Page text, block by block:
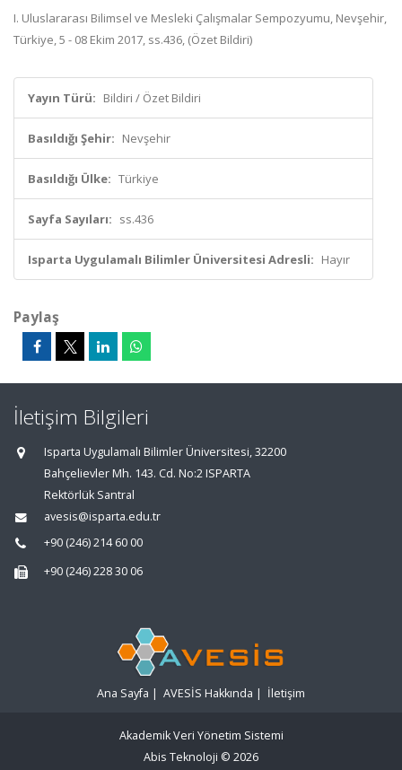
I. Uluslararası Bilimsel ve Mesleki Çalışmalar Sempozyumu, Nevşehir,
Türkiye, 5 - 08 Ekim 2017, ss.436, (Özet Bildiri)
Yayın Türü: Bildiri / Özet Bildiri
Basıldığı Şehir: Nevşehir
Basıldığı Ülke: Türkiye
Sayfa Sayıları: ss.436
Isparta Uygulamalı Bilimler Üniversitesi Adresli: Hayır
Paylaş
İletişim Bilgileri
Isparta Uygulamalı Bilimler Üniversitesi, 32200
Bahçelievler Mh. 143. Cd. No:2 ISPARTA
Rektörlük Santral
avesis@isparta.edu.tr
+90 (246) 214 60 00
+90 (246) 228 30 06
Ana Sayfa | AVESİS Hakkında | İletişim
Akademik Veri Yönetim Sistemi
Abis Teknoloji © 2026